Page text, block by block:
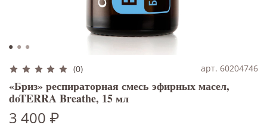
(0) арт. 60204746
«Бриз» респираторная смесь эфирных масел,
doTERRA Breathe, 15 мл
3 400 ₽